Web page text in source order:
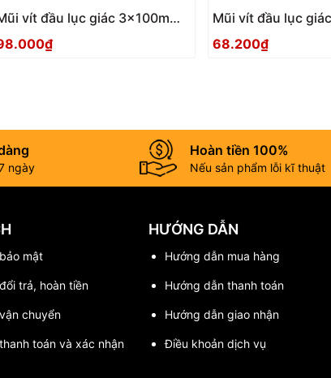
vít đầu lục giác 3x100mm
3010 Anex
Mũi vít đầu lục
ACHX-3065 Anex
68.200₫
ngày
Hoàn tiền 100%
Nếu sản phẩm lỗi kĩ thuật
mật
trả, hoàn tiền
chuyển
toán và xác nhận
HƯỚNG DẪN
Hướng dẫn mua hàng
Hướng dẫn thanh toán
Hướng dẫn giao nhận
Điều khoản dịch vụ